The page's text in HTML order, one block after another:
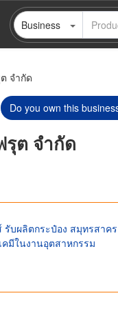
Business
จำกัด
Do you own this
รุต จำกัด
รับผลิตกระป๋อง สมุทรสา
คมีในงานอุตสาหกรรม